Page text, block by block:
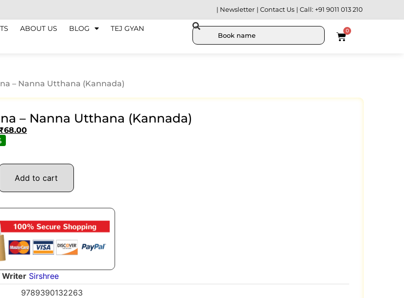
| Newsletter | Contact Us | Call: +91 9011 013 210
ABOUT US BLOG TEJ GYAN 0
– Nanna Utthana (Kannada)
– Nanna Utthana (Kannada)
68.00
Add to cart
Writer Sirshree
9789390132263